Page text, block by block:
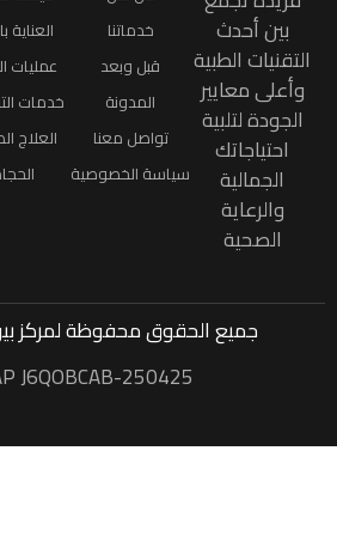
بين أحدث
التقنيات الطبية
وأعلى معايير
الجودة لتلبية
احتياجاتك
الجمالية
والرعاية
الصحية
خدماتنا
قبل وبعد
المدونة
تواصل معنا
سياسة الخصوصية
العناية
عمليات
خدمات
العلاج
جميع الحقوق محفوظةلمركز
J6QOBCAB-250425